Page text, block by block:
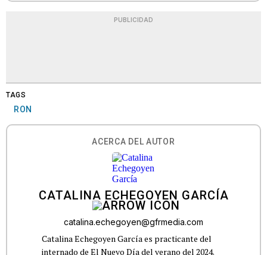
PUBLICIDAD
TAGS
RON
ACERCA DEL AUTOR
CATALINA ECHEGOYEN GARCÍA
catalina.echegoyen@gfrmedia.com
Catalina Echegoyen García es practicante del
internado de El Nuevo Día del verano del 2024.